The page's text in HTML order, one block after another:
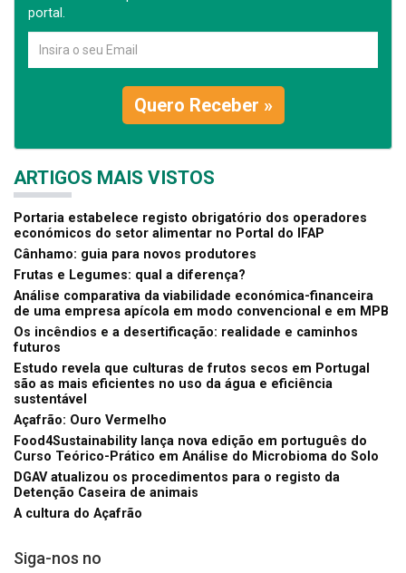
portal.
Quero Receber »
ARTIGOS MAIS VISTOS
Portaria estabelece registo obrigatório dos operadores
económicos do setor alimentar no Portal do IFAP
Cânhamo: guia para novos produtores
Frutas e Legumes: qual a diferença?
Análise comparativa da viabilidade económica-financeira
de uma empresa apícola em modo convencional e em MPB
Os incêndios e a desertificação: realidade e caminhos
futuros
Estudo revela que culturas de frutos secos em Portugal
são as mais eficientes no uso da água e eficiência
sustentável
Açafrão: Ouro Vermelho
Food4Sustainability lança nova edição em português do
Curso Teórico-Prático em Análise do Microbioma do Solo
DGAV atualizou os procedimentos para o registo da
Detenção Caseira de animais
A cultura do Açafrão
Siga-nos no